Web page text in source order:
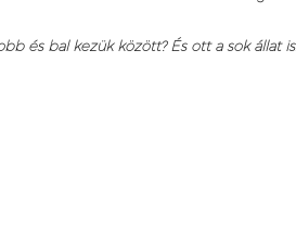
bal kezük között? És ott a sok állat